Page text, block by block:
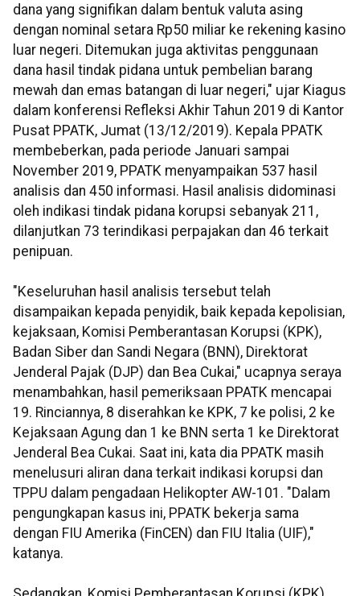
dana yang signifikan dalam bentuk valuta asing
dengan nominal setara Rp50 miliar ke rekening kasino
luar negeri. Ditemukan juga aktivitas penggunaan
dana hasil tindak pidana untuk pembelian barang
mewah dan emas batangan di luar negeri," ujar Kiagus
dalam konferensi Refleksi Akhir Tahun 2019 di Kantor
Pusat PPATK, Jumat (13/12/2019). Kepala PPATK
membeberkan, pada periode Januari sampai
November 2019, PPATK menyampaikan 537 hasil
analisis dan 450 informasi. Hasil analisis didominasi
oleh indikasi tindak pidana korupsi sebanyak 211,
dilanjutkan 73 terindikasi perpajakan dan 46 terkait
penipuan.
"Keseluruhan hasil analisis tersebut telah
disampaikan kepada penyidik, baik kepada kepolisian,
kejaksaan, Komisi Pemberantasan Korupsi (KPK),
Badan Siber dan Sandi Negara (BNN), Direktorat
Jenderal Pajak (DJP) dan Bea Cukai," ucapnya seraya
menambahkan, hasil pemeriksaan PPATK mencapai
19. Rinciannya, 8 diserahkan ke KPK, 7 ke polisi, 2 ke
Kejaksaan Agung dan 1 ke BNN serta 1 ke Direktorat
Jenderal Bea Cukai. Saat ini, kata dia PPATK masih
menelusuri aliran dana terkait indikasi korupsi dan
TPPU dalam pengadaan Helikopter AW-101. "Dalam
pengungkapan kasus ini, PPATK bekerja sama
dengan FIU Amerika (FinCEN) dan FIU Italia (UIF),"
katanya.